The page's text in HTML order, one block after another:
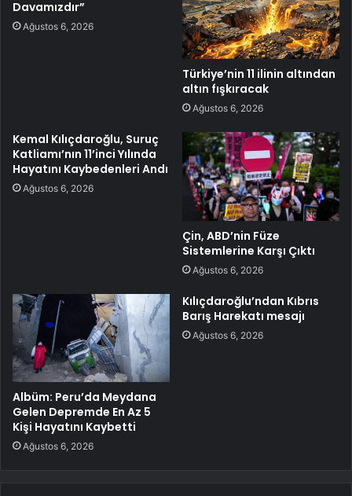
Davamızdır”
Ağustos 6, 2026
Türkiye’nin 11 ilinin altından
altın fışkıracak
Ağustos 6, 2026
Kemal Kılıçdaroğlu, Suruç
Katliamı’nın 11’inci Yılında
Hayatını Kaybedenleri Andı
Ağustos 6, 2026
Çin, ABD’nin Füze
Sistemlerine Karşı Çıktı
Ağustos 6, 2026
Albüm: Peru’da Meydana
Gelen Depremde En Az 5
Kişi Hayatını Kaybetti
Ağustos 6, 2026
Kılıçdaroğlu’ndan Kıbrıs
Barış Harekatı mesajı
Ağustos 6, 2026